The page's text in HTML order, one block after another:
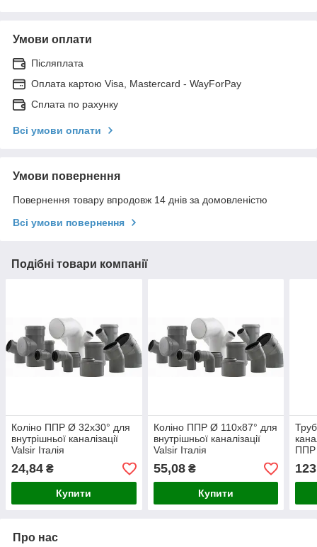
Умови оплати
Післяплата
Оплата картою Visa, Mastercard - WayForPay
Сплата по рахунку
Всі умови оплати
Умови повернення
Повернення товару впродовж 14 днів за домовленістю
Всі умови повернення
Подібні товари компанії
Коліно ППР Ø 32х30° для
внутрішньої каналізації
Valsir Італія
24,84 ₴
Купити
Коліно ППР Ø 110х87° для
внутрішньої каналізації
Valsir Італія
55,08₴
Купити
ППР
Про нас